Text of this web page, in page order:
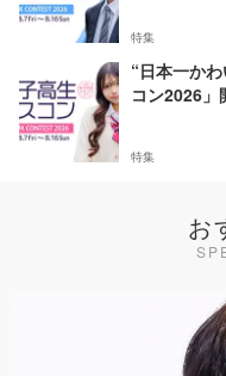
特集
“日本一か
コン2026」
特集
お